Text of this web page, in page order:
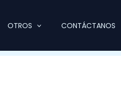
OTROS CONTÁCTANOS